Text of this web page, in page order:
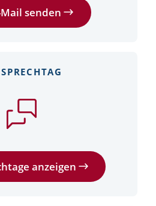
Mail senden
anzeigen